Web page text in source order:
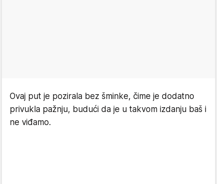
Ovaj put je pozirala bez šminke, čime je dodatno
privukla pažnju, budući da je u takvom izdanju baš i
ne viđamo.